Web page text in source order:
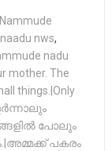
Nammude
nws,
nadu
mother. The
things.|Only
പോലും
പകരം